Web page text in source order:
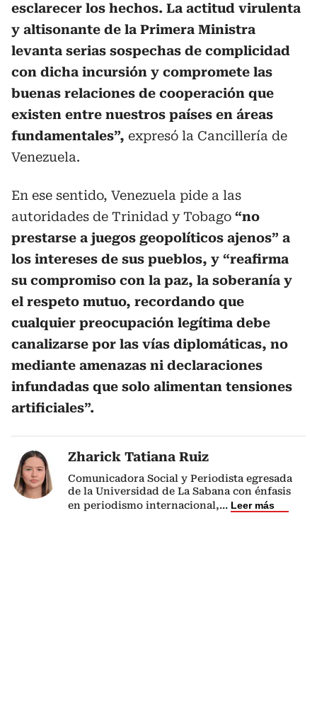
esclarecer los hechos. La actitud virulenta
y altisonante de la Primera Ministra
levanta serias sospechas de complicidad
con dicha incursión y compromete las
buenas relaciones de cooperación que
existen entre nuestros países en áreas
fundamentales”, expresó la Cancillería de
Venezuela.
En ese sentido, Venezuela pide a las
autoridades de Trinidad y Tobago “no
prestarse a juegos geopolíticos ajenos” a
los intereses de sus pueblos, y “reafirma
su compromiso con la paz, la soberanía y
el respeto mutuo, recordando que
cualquier preocupación legítima debe
canalizarse por las vías diplomáticas, no
mediante amenazas ni declaraciones
infundadas que solo alimentan tensiones
artificiales”.
Zharick Tatiana Ruiz
Comunicadora Social y Periodista egresada
de la Universidad de La Sabana con énfasis
en periodismo internacional,... Leer más